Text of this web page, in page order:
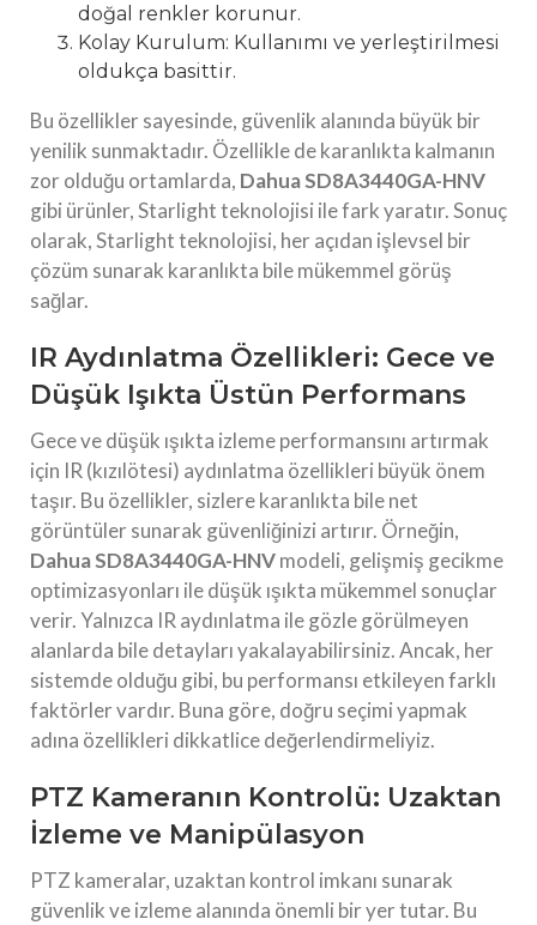
doğal renkler korunur.
Kolay Kurulum: Kullanımı ve yerleştirilmesi
oldukça basittir.
Bu özellikler sayesinde, güvenlik alanında büyük bir
yenilik sunmaktadır. Özellikle de karanlıkta kalmanın
zor olduğu ortamlarda, Dahua SD8A3440GA-HNV
gibi ürünler, Starlight teknolojisi ile fark yaratır. Sonuç
olarak, Starlight teknolojisi, her açıdan işlevsel bir
çözüm sunarak karanlıkta bile mükemmel görüş
sağlar.
IR Aydınlatma Özellikleri: Gece ve
Düşük Işıkta Üstün Performans
Gece ve düşük ışıkta izleme performansını artırmak
için IR (kızılötesi) aydınlatma özellikleri büyük önem
taşır. Bu özellikler, sizlere karanlıkta bile net
görüntüler sunarak güvenliğinizi artırır. Örneğin,
Dahua SD8A3440GA-HNVmodeli, gelişmiş gecikme
optimizasyonları ile düşük ışıkta mükemmel sonuçlar
verir. Yalnızca IR aydınlatma ile gözle görülmeyen
alanlarda bile detayları yakalayabilirsiniz. Ancak, her
sistemde olduğu gibi, bu performansı etkileyen farklı
faktörler vardır. Buna göre, doğru seçimi yapmak
adına özellikleri dikkatlice değerlendirmeliyiz.
PTZ Kameranın Kontrolü: Uzaktan
İzleme ve Manipülasyon
PTZ kameralar, uzaktan kontrol imkanı sunarak
güvenlik ve izleme alanında önemli bir yer tutar. Bu